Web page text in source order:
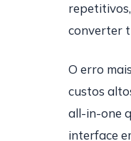
converter
O erro
custos
all-in-one
interface